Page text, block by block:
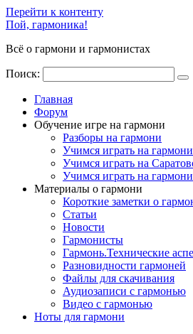
Перейти к контенту
Пой, гармоника!
Всё о гармони и гармонистах
Поиск:
Главная
Форум
Обучение игре на гармони
Разборы на гармони
Учимся играть на
Учимся играть на
Учимся играть на гармони
Материалы о гармони
Короткие заметки о
Cтатьи
Новости
Гармонисты
Гармонь.Технические
Разновидности гармоней
Файлы для скачивания
Аудиозаписи с гармонью
Видео с гармонью
Ноты для гармони